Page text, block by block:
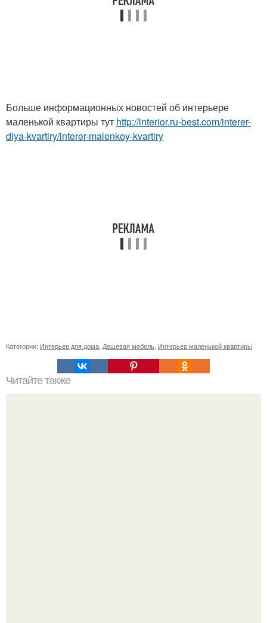
Больше информационных новостей об интерьере
маленькой квартиры тут http://interior.ru-best.com/interer-
dlya-kvartiry/interer-malenkoy-kvartiry
Категории: Интерьер для дома Дешевая мебель Интерьер маленькой квартиры
Читайте также